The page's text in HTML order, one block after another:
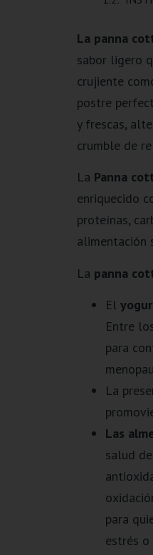
La panna
sabor ligero
crujiente
postre
y frescas,
crumble de
La Panna
enriquecido
proteínas,
alimentación
La panna
El
Entre
para
La
Las
salud
para
estrés o